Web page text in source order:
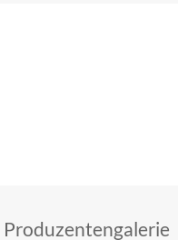
Produzentengalerie